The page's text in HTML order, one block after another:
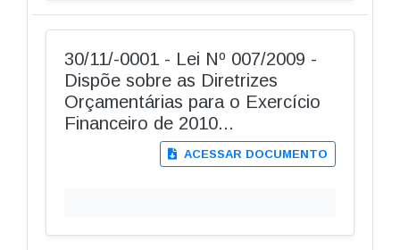
30/11/-0001 - Lei Nº 007/2009 -
Dispõe sobre as Diretrizes
Orçamentárias para o Exercício
Financeiro de 2010...
ACESSAR DOCUMENTO